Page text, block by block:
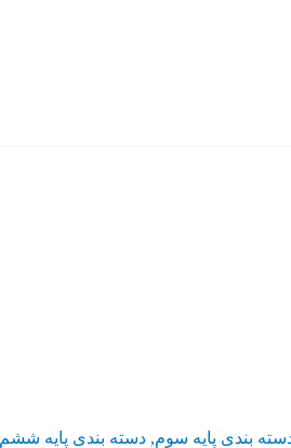
بندی پایه سوم, دسته بندی پایه ششم